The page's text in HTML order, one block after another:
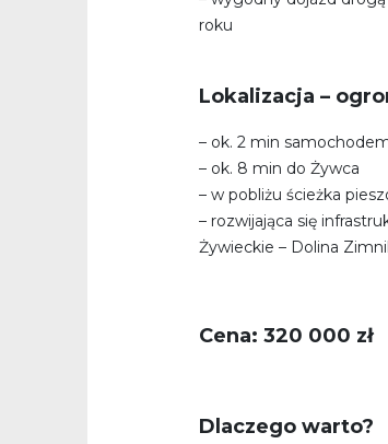
roku
Lokalizacja –
– ok. 2 min
– ok. 8 min do Żywca
– w pobliżu ścieżka
– rozwijająca się
Żywieckie – Dolina
Cena: 320 000 zł
Dlaczego warto?